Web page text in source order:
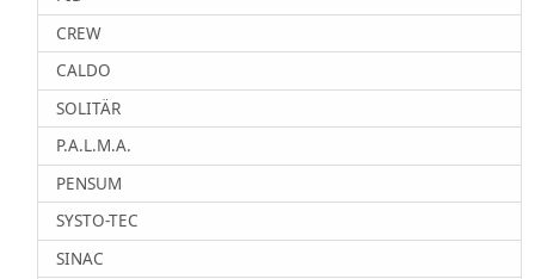
CREW
CALDO
SOLITÄR
P.A.L.M.A.
PENSUM
SYSTO-TEC
SINAC